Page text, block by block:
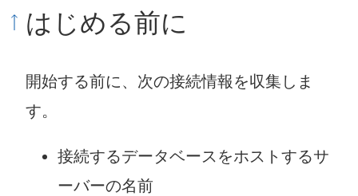
はじめる前に
開始する前に、次の接続情報を収集しま
す。
接続するデータベースをホストするサ
ーバーの名前